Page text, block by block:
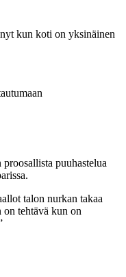
kun koti on yksinäinen
puuhastelua
talon nurkan takaa
tehtävä kun on